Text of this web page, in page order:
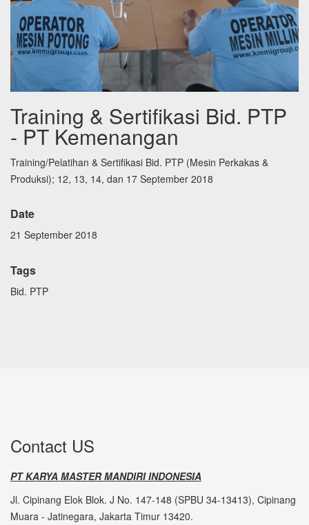
Training & Sertifikasi Bid. PTP
- PT Kemenangan
Training/Pelatihan & Sertifikasi Bid. PTP (Mesin Perkakas &
Produksi); 12, 13, 14, dan 17 September 2018
Date
21 September 2018
Tags
Bid. PTP
Contact US
PT KARYA MASTER MANDIRI INDONESIA
Jl. Cipinang Elok Blok. J No. 147-148 (SPBU 34-13413), Cipinang
Muara - Jatinegara, Jakarta Timur 13420.